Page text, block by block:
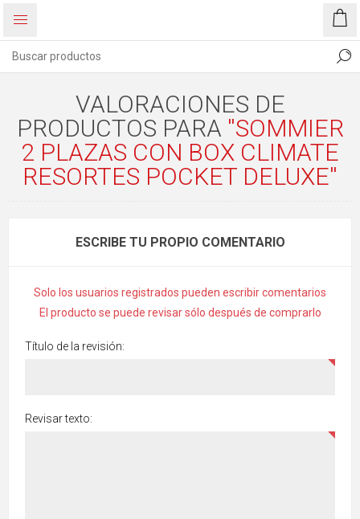
VALORACIONES DE
PRODUCTOS PARA SOMMIER
2 PLAZAS CON BOX CLIMATE
RESORTES POCKET DELUXE
ESCRIBE TU PROPIO COMENTARIO
Solo los usuarios registrados pueden escribir comentarios
El producto se puede revisar sólo después de comprarlo
Título de la revisión:
Revisar texto: